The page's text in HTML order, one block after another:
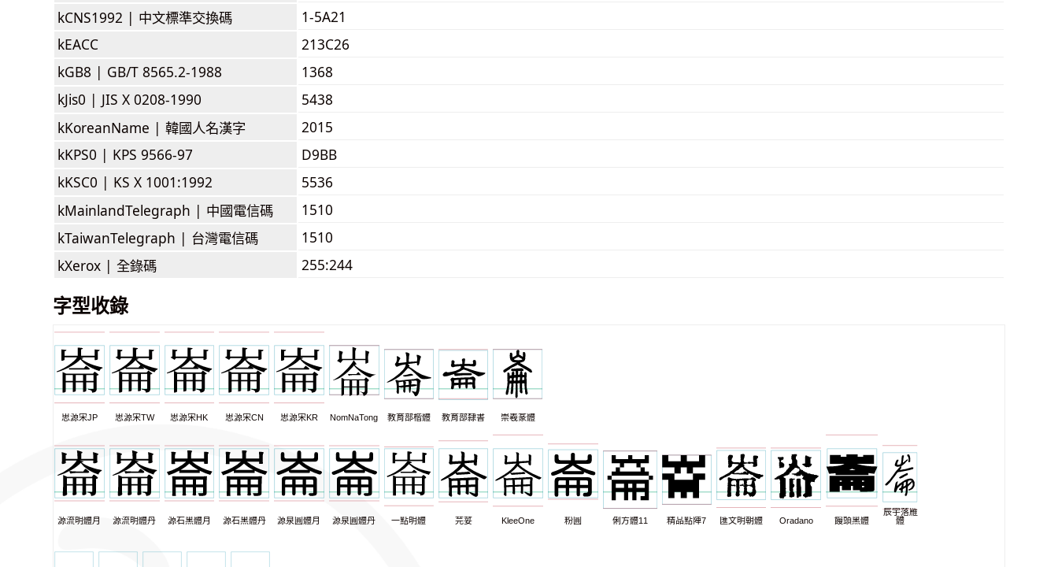
kCNS1992 | 中文標準交換碼
1-5A21
kEACC
213C26
kGB8 | GB/T 8565.2-1988
1368
kJis0 | JIS X 0208-1990
5438
kKoreanName | 韓國人名漢字
2015
kKPS0 | KPS 9566-97
D9BB
kKSC0 | KS X 1001:1992
5536
kMainlandTelegraph | 中國電信碼
1510
kTaiwanTelegraph | 台灣電信碼
1510
kXerox | 全錄碼 255:244
字型收錄
思源宋JP 思源宋TW 思源宋HK 思源宋CN 思源宋KR NomNaTong 教育部楷體 教育部隸書 崇羲篆體
源流明體月 源流明體丹 源石黑體月 源石黑體丹 源泉圓體月 源泉圓體丹 一點明體 芫荽 KleeOne 粉圓 俐方體11 精品點陣7 匯文明朝體 Oradano 饅頭黑體
辰宇落雁
體